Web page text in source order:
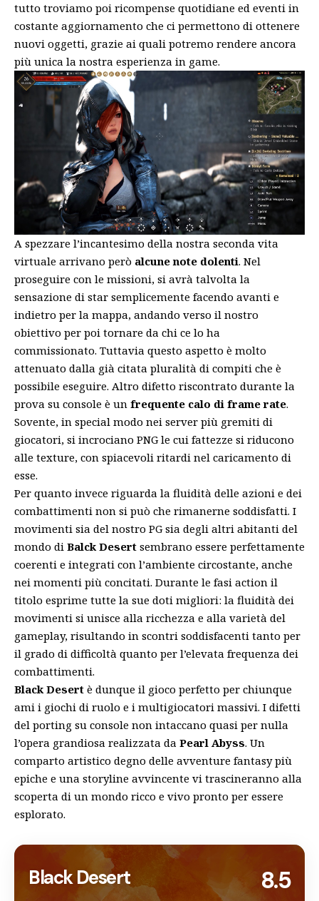
tutto troviamo poi ricompense quotidiane ed eventi in
costante aggiornamento che ci permettono di ottenere
nuovi oggetti, grazie ai quali potremo rendere ancora
più unica la nostra esperienza in game.
A spezzare l’incantesimo della nostra seconda vita
virtuale arrivano però alcune note dolenti. Nel
proseguire con le missioni, si avrà talvolta la
sensazione di star semplicemente facendo avanti e
indietro per la mappa, andando verso il nostro
obiettivo per poi tornare da chi ce lo ha
commissionato. Tuttavia questo aspetto è molto
attenuato dalla già citata pluralità di compiti che è
possibile eseguire. Altro difetto riscontrato durante la
prova su console è un frequente calo di frame rate.
Sovente, in special modo nei server più gremiti di
giocatori, si incrociano PNG le cui fattezze si riducono
alle texture, con spiacevoli ritardi nel caricamento di
esse.
Per quanto invece riguarda la fluidità delle azioni e dei
combattimenti non si può che rimanerne soddisfatti. I
movimenti sia del nostro PG sia degli altri abitanti del
mondo di Balck Desert sembrano essere perfettamente
coerenti e integrati con l’ambiente circostante, anche
nei momenti più concitati. Durante le fasi action il
titolo esprime tutte la sue doti migliori: la fluidità dei
movimenti si unisce alla ricchezza e alla varietà del
gameplay, risultando in scontri soddisfacenti tanto per
il grado di difficoltà quanto per l’elevata frequenza dei
combattimenti.
Black Desert è dunque il gioco perfetto per chiunque
ami i giochi di ruolo e i multigiocatori massivi. I difetti
del porting su console non intaccano quasi per nulla
l’opera grandiosa realizzata da Pearl Abyss. Un
comparto artistico degno delle avventure fantasy più
epiche e una storyline avvincente vi trascineranno alla
scoperta di un mondo ricco e vivo pronto per essere
esplorato.
Black Desert 8.5